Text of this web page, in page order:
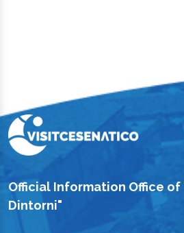
Official Information Office
Dintorni"